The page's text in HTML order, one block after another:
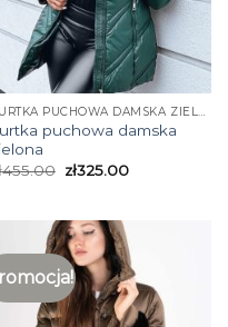
KURTKA PUCHOWA DAMSKA ZIELONA
puchowa damska
455.00 zł325.00